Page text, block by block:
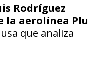
Rodríguez
la aerolínea
que analiza